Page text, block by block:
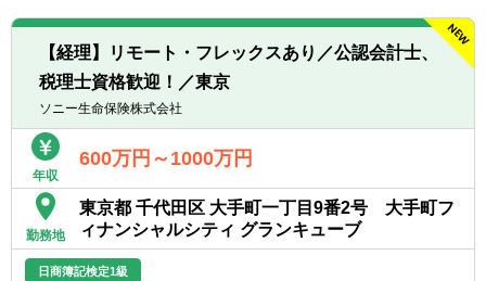
・金商法監査、有価証券届出書、有価証券報
告書、決算短信作成
・会計監査対応とJ-SOX及び内部統制監査対
応
・会計業務における業務改善、効率化対応
・証券外務員資格保有の方
・英語スキル（メール等、海外子会社とのや
り取りで使用します）
【求める人物像】
・マネジメント業務: チームメンバーの育
成、業務分担、進捗管理
・単体の月次・四半期・年次決算業務の統括
・連結決算業務（国内外の子会社を担当）の
統括
・親会社（楽天証券ホールディングス）への
報告資料作成
・決算短信などの作成
・税務申告
・内部統制の構築・運用
【経理】リモート・フレックスあり／公認会計士、
税理士資格歓迎！／東京
ソニー生命保険株式会社
年収
600万円～1000万円
勤務地
東京都 千代田区 大手町一丁目9番2号 大手町フ
ィナンシャルシティ グランキューブ
日商簿記検定1級